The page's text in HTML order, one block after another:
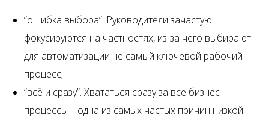
“ошибка выбора”. Руководители зачастую
фокусируются на частностях, из-за чего выбирают
для автоматизации не самый ключевой рабочий
процесс;
“всё и сразу”. Хвататься сразу за все бизнес-
процессы – одна из самых частых причин низкой